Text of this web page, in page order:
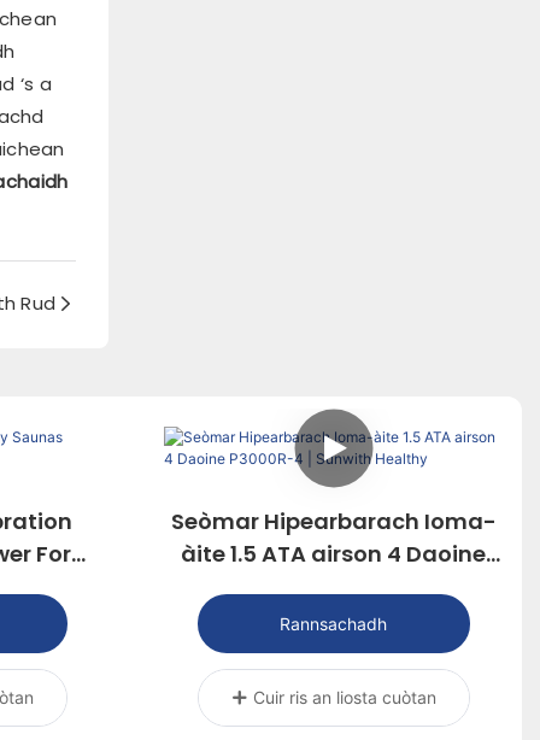
‘s a
Rud
For
Seòmar Hipearbarach Ioma-
àite 1.5 ATA airson 4 Daoine
Rannsachadh
Cuir ris an liosta cuòtan